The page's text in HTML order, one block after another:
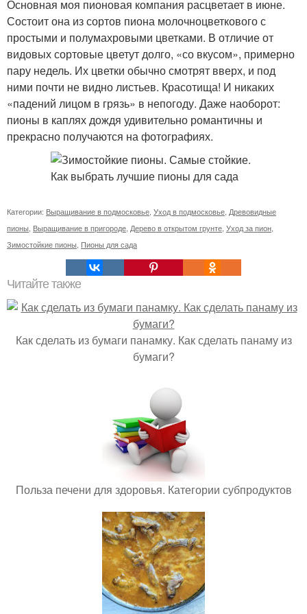
Основная моя пионовая компания расцветает в июне.
Состоит она из сортов пиона молочноцветкового с
простыми и полумахровыми цветками. В отличие от
видовых сортовые цветут долго, «со вкусом», примерно
пару недель. Их цветки обычно смотрят вверх, и под
ними почти не видно листьев. Красотища! И никаких
«падений лицом в грязь» в непогоду. Даже наоборот:
пионы в каплях дождя удивительно романтичны и
прекрасно получаются на фотографиях.
Категории: Выращивание в подмосковье Уход в подмосковье Древовидные
пионы Выращивание в пригороде Дерево в открытом грунте Уход за пион
Зимостойкие пионы Пионы для сада
Читайте также
Как сделать из бумаги панамку. Как сделать панаму из
бумаги?
Польза печени для здоровья. Категории субпродуктов